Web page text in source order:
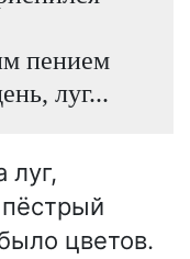
пением
луг...
луг,
цветов.